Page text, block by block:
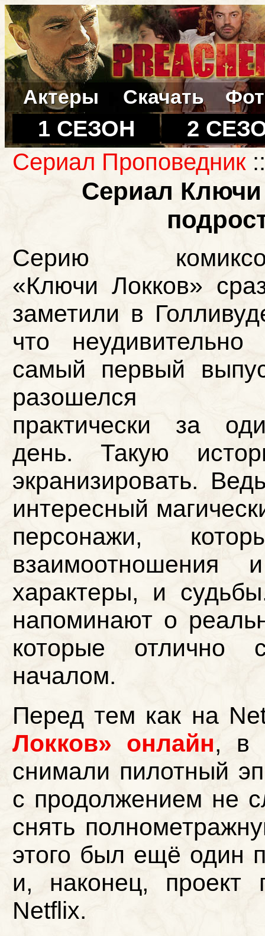
Актеры Скачать
1 СЕЗОН 2
Сериал Проповедник::
Сериал Ключи
Серию
«Ключи Локков»
заметили в
что неудивительно
самый первый
разошелся
практически за
день. Такую
экранизировать.
интересный
персонажи,
характеры, и
напоминают о
которые отлично
началом.
Перед тем как на
Локков» онлайн, в
снимали пилотный
с продолжением не
снять
этого был ещё один
и, наконец, проект
Netflix.